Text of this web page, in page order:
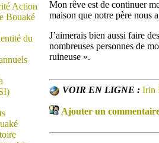
Action
Bouaké
du
Mon rêve est de continuer
maison que notre père nous
J’aimerais bien aussi faire
nombreuses personnes de
ruineuse ».
VOIR EN LIGNE : Irin
Ajouter un